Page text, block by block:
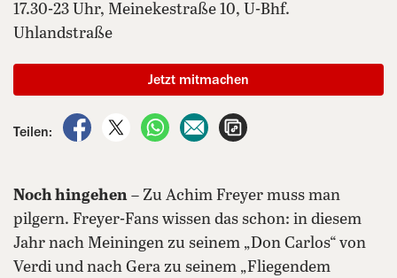
17.30-23 Uhr, Meinekestraße 10, U-Bhf.
Uhlandstraße
Teilen:
auf Facebook teilen
auf X teilenper WhatsApp teilen
per E-Mail teilen
Jetzt mitmachen
Noch hingehen – Zu Achim Freyer muss man
pilgern. Freyer-Fans wissen das schon: in diesem
Jahr nach Meiningen zu seinem „Don Carlos“ von
Verdi und nach Gera zu seinem „Fliegendem